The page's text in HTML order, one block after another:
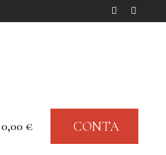
0,00 € CONTA